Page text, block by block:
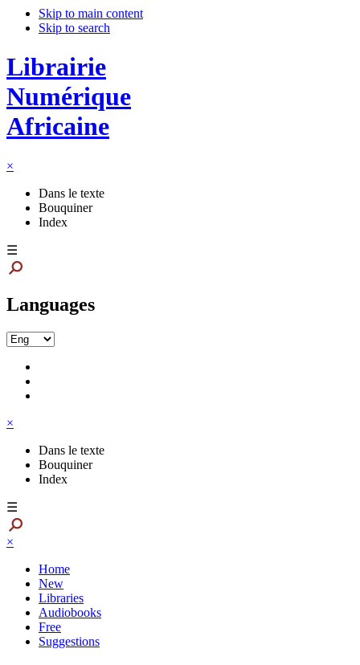
Skip to main content
Skip to search
Librairie
Numérique
Africaine
×
Dans le texte
Bouquiner
Index
☰
Languages
×
Dans le texte
Bouquiner
Index
☰
×
Home
New
Libraries
Audiobooks
Free
Suggestions